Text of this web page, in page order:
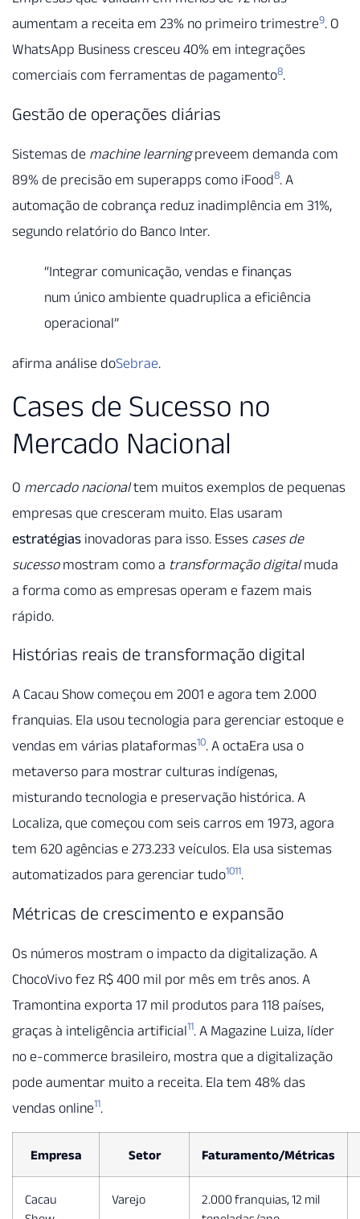
aumentam a receita em 23% no primeiro trimestre9. O
WhatsApp Business cresceu 40% em integrações
comerciais com ferramentas de pagamento8.
Gestão de operações diárias
Sistemas de machine learningpreveem demanda com
89% de precisão em superapps como iFood8. A
automação de cobrança reduz inadimplência em 31%,
segundo relatório do Banco Inter.
“Integrar comunicação, vendas e finanças
num único ambiente quadruplica a eficiência
operacional”
afirma análise doSebrae.
Cases de Sucesso no
Mercado Nacional
O mercado nacionaltem muitos exemplos de pequenas
empresas que cresceram muito. Elas usaram
estratégias inovadoras para isso. Esses cases de
sucessomostram como a transformação digitalmuda
a forma como as empresas operam e fazem mais
rápido.
Histórias reais de transformação digital
A Cacau Show começou em 2001 e agora tem 2.000
franquias. Ela usou tecnologia para gerenciar estoque e
vendas em várias plataformas10. A octaEra usa o
metaverso para mostrar culturas indígenas,
misturando tecnologia e preservação histórica. A
Localiza, que começou com seis carros em 1973, agora
tem 620 agências e 273.233 veículos. Ela usa sistemas
automatizados para gerenciar tudo1011.
Métricas de crescimento e expansão
Os números mostram o impacto da digitalização. A
ChocoVivo fez R$ 400 mil por mês em três anos. A
Tramontina exporta 17 mil produtos para 118 países,
graças à inteligência artificial11. A Magazine Luiza, líder
no e-commerce brasileiro, mostra que a digitalização
pode aumentar muito a receita. Ela tem 48% das
vendas online11.
Empresa Setor Faturamento/Métricas
Cacau
Varejo
2.000 franquias, 12 mil